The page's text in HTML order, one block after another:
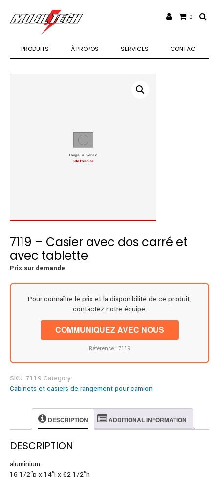
PRODUITS À PROPOS SERVICES CONTACT
0
7119 – Casier avec dos carré et
avec tablette
Prix sur demande
Pour connaître le prix et la disponibilité de ce produit,
contactez notre équipe.
COMMUNIQUEZ AVEC NOUS
Référence : 7119
SKU: 7119 Category:
Cabinets et casiers de rangement pour camion
DESCRIPTION ADDITIONAL INFORMATION
DESCRIPTION
aluminium
16 1/2″p x 14″l x 62 1/2″h